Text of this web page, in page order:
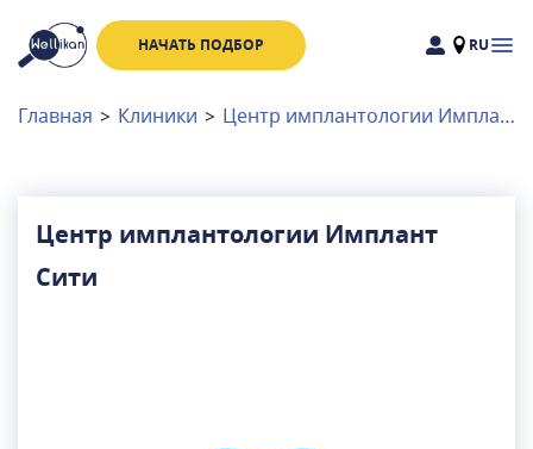
НАЧАТЬ ПОДБОР RU
Доктора
Клиники
Главная > Клиники > Центр имплантологии Имплант Сити
Центр имплантологии Имплант
Сити